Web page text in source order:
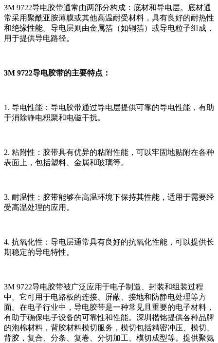
3M 9722导电胶带通常由两部分构成：底材和导电层。底材通
常采用聚酰亚胺薄膜或其他高温耐受材料，具有良好的耐热性
和绝缘性能。导电层则由金属箔（如铜箔）或导电粒子组成，
用于提供导电路径。
3M 9722导电胶带的主要特点：
1. 导电性能：导电胶带通过导电层提供可靠的导电性能，有助
于消除静电积聚和电磁干扰。
2. 粘附性：胶带具有优异的粘附性能，可以牢固地贴附在各种
表面上，包括塑料、金属和玻璃等。
3. 耐温性：胶带能够在高温环境下保持其性能，适用于需要经
受高温处理的应用。
4. 抗氧化性：导电层通常具有良好的抗氧化性能，可以提供长
期稳定的导电特性。
3M 9722导电胶带被广泛应用于电子制造、封装和组装过程
中。它可用于电路板的连接、屏蔽、接地和防静电处理等方
面。在电子行业中，导电胶带是一种常见且重要的电子材料，
有助于确保电子设备的可靠性和性能。深圳楷铭提供各种品牌
的泡棉材料，背胶材料模切服务，模切包括精密冲压、模切、
背胶，复合、分条、复卷、分切加工、模切成型等。提供聚氨